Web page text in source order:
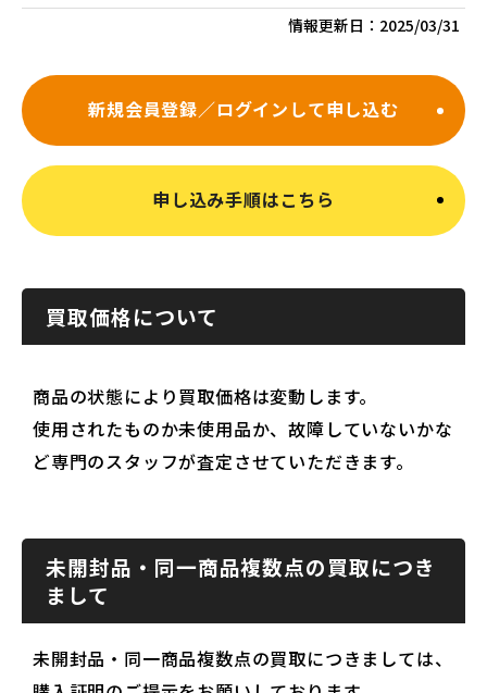
情報更新日： 2025/03/31
新規会員登録／ログインして申し込む
申し込み手順はこちら
買取価格について
商品の状態により買取価格は変動します。
使用されたものか未使用品か、故障していないかな
ど専門のスタッフが査定させていただきます。
未開封品・同一商品複数点の買取につき
まして
未開封品・同一商品複数点の買取につきましては、